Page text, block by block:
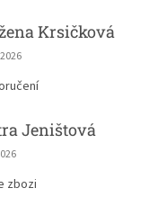
Krsičková
obchodu je 5 z 5
Jeništová
obchodu je 5 z 5
zbozi